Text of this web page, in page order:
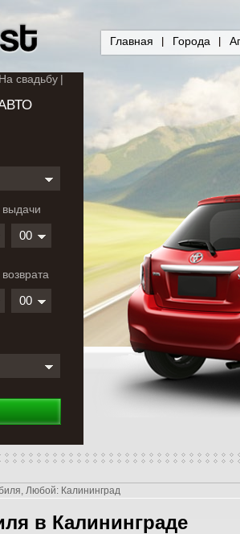
Главная Города
На свадьбу
00
00
Любой: Калининград
в Калининграде